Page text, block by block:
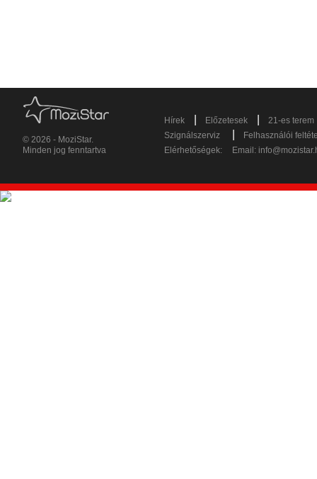
© 2026 - MoziStar.
Minden jog fenntartva
Hírek Előzetesek
21-es terem
Szignálszerviz
Felhasználói
Elérhetőségek:
Email: